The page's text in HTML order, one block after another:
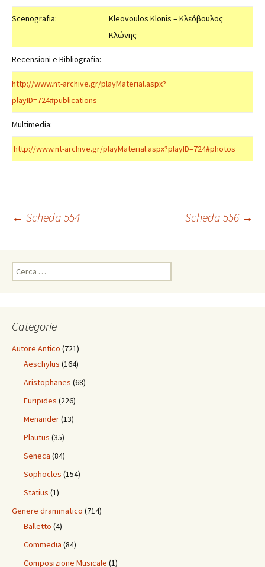
Scenografia:
Kleovoulos Klonis – Κλεόβουλος
Κλώνης
Recensioni e Bibliografia:
http://www.nt-archive.gr/playMaterial.aspx?
playID=724#publications
Multimedia:
http://www.nt-archive.gr/playMaterial.aspx?playID=724#photos
Navigazione
articolo
← Scheda 554 Scheda 556 →
Ricerca
per:
Categorie
Autore Antico (721)
Aeschylus (164)
Aristophanes (68)
Euripides (226)
Menander(13)
Plautus (35)
Seneca (84)
Sophocles (154)
Statius (1)
Genere drammatico (714)
Balletto (4)
Commedia (84)
Composizione Musicale (1)